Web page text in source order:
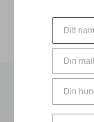
Skötselråd
DU